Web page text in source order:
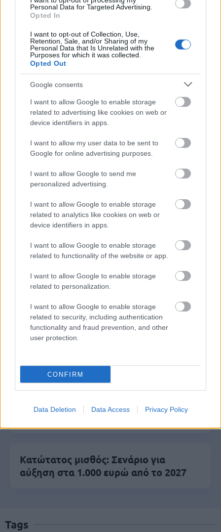
Personal Data for Targeted Advertising.
Opted In
I want to opt-out of Collection, Use,
Retention, Sale, and/or Sharing of my
Personal Data that Is Unrelated with the
Purposes for which it was collected.
Opted Out
Google consents
I want to allow Google to enable storage
related to advertising like cookies on web or
device identifiers in apps.
I want to allow my user data to be sent to
Google for online advertising purposes.
I want to allow Google to send me
personalized advertising.
I want to allow Google to enable storage
related to analytics like cookies on web or
device identifiers in apps.
I want to allow Google to enable storage
related to functionality of the website or app.
I want to allow Google to enable storage
related to personalization.
I want to allow Google to enable storage
related to security, including authentication
functionality and fraud prevention, and other
user protection.
CONFIRM
Data Deletion Data Access Privacy Policy
ΑΣΕΠ: Εξ αποστάσεως η πιο Εύκολη
Πιστοποίηση Υπολογιστών σε 2
μέρες
Μάθε πρώτος όλες τις σημαντικές
Βάλε το proson.gr στα αποτελέσματα
αναζήτησης της Google
Δημοφιλείς Ειδήσεις
ΑΣΕΠ: Αυτές είναι οι δύο επόμενες
προκηρύξεις «μαμούθ» (με μόρια)
ΔΥΠΑ: 1.000 προσλήψεις με μισθό έως
1.250€ - Πού θα κάνετε αίτηση
Κατώτατος μισθός: Σενάριο για
αύξηση στα 1.000 ευρώ από το 2027
Tags